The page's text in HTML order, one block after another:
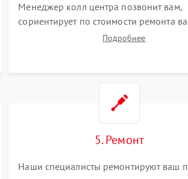
Менеджер колл центра позвонит вам,
сориентирует по стоимости ремонта
планшета а также ответит на все ваши
Подробнее
5. Ремонт
Наши специалисты ремонтируют ваш